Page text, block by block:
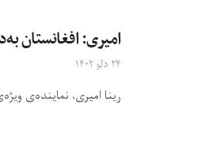
امیری: افغانستان
۲۴ دلو ۱۴۰۲
رینا امیری، نماینده‌ی